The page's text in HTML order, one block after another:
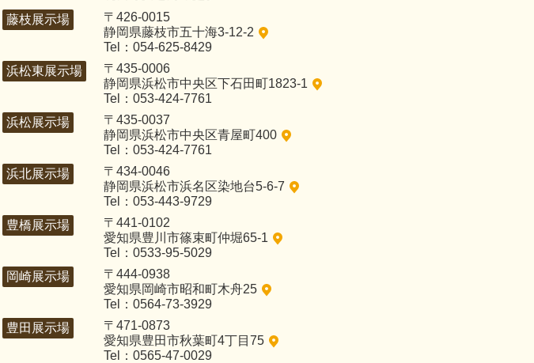
藤枝展示場
〒426-0015
静岡県藤枝市五十海3-12-2
Tel：054-625-8429
浜松東展示場
〒435-0006
静岡県浜松市中央区下石田町1823-1
Tel：053-424-7761
浜松展示場
〒435-0037
静岡県浜松市中央区青屋町400
Tel：053-424-7761
浜北展示場
〒434-0046
静岡県浜松市浜名区染地台5-6-7
Tel：053-443-9729
豊橋展示場
〒441-0102
愛知県豊川市篠束町仲堀65-1
Tel：0533-95-5029
岡崎展示場
〒444-0938
愛知県岡崎市昭和町木舟25
Tel：0564-73-3929
豊田展示場
〒471-0873
愛知県豊田市秋葉町4丁目75
Tel：0565-47-0029